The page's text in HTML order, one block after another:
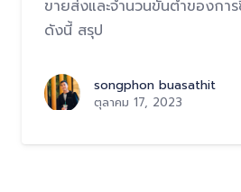
ขายส่งและจำนวนขั้นต่ำของกา
ดังนี้ สรุป
songphon buasathit
ตุลาคม 17, 2023